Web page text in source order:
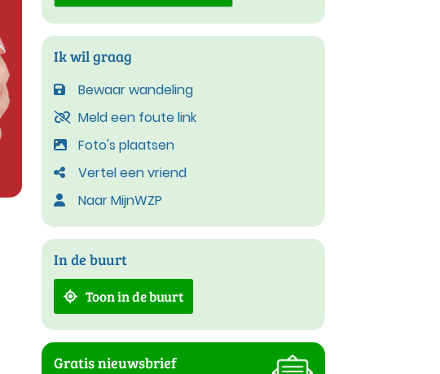
Ik wil graag
Bewaar wandeling
Meld een foute link
Foto's plaatsen
Vertel een vriend
Naar MijnWZP
In de buurt
Toon in de buurt
Gratis nieuwsbrief